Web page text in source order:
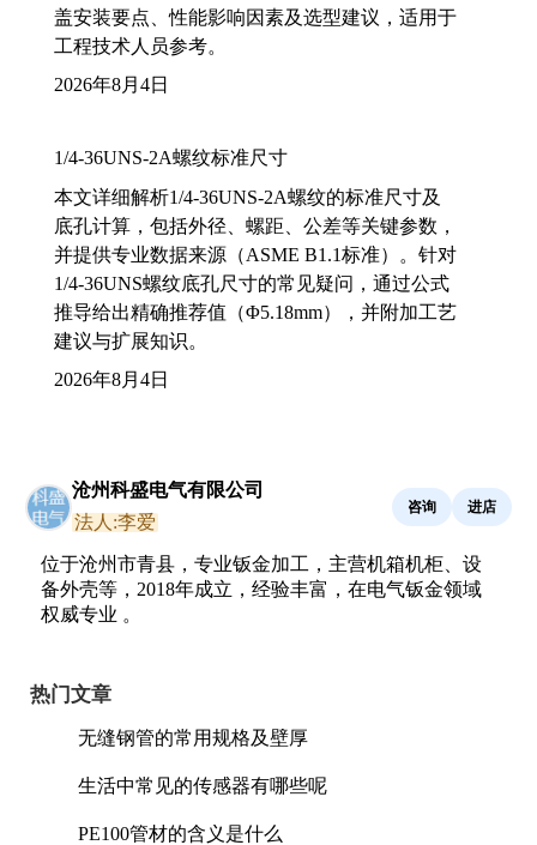
盖安装要点、性能影响因素及选型建议，适用于
工程技术人员参考。
2026年8月4日
1/4-36UNS-2A螺纹标准尺寸
本文详细解析1/4-36UNS-2A螺纹的标准尺寸及
底孔计算，包括外径、螺距、公差等关键参数，
并提供专业数据来源（ASME B1.1标准）。针对
1/4-36UNS螺纹底孔尺寸的常见疑问，通过公式
推导给出精确推荐值（Φ5.18mm），并附加工艺
建议与扩展知识。
2026年8月4日
沧州科盛电气有限公司
法人:李爱
咨询 进店
位于沧州市青县，专业钣金加工，主营机箱机柜、设
备外壳等，2018年成立，经验丰富，在电气钣金领域
权威专业 。
热门文章
无缝钢管的常用规格及壁厚
生活中常见的传感器有哪些呢
PE100管材的含义是什么